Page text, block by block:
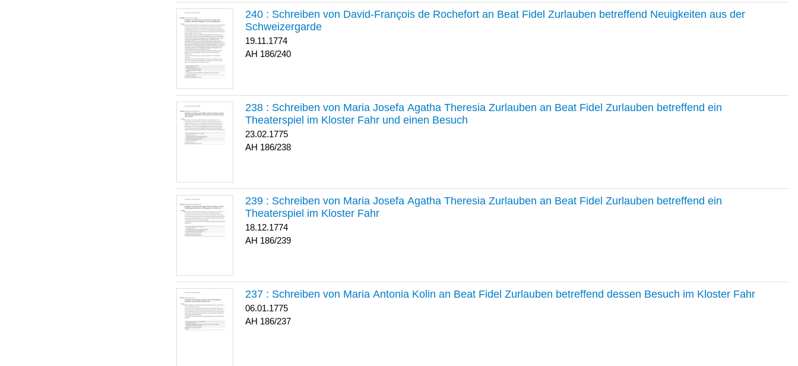
240 : Schreiben von David-François de Rochefort an Beat Fidel Zurlauben betreffend Neuigkeiten aus der
Schweizergarde
19.11.1774
186/240
238 : Schreiben von Maria Josefa Agatha Theresia Zurlauben an Beat Fidel Zurlauben betreffend ein
Theaterspiel im Kloster Fahr und einen Besuch
23.02.1775
186/238
239 : Schreiben von Maria Josefa Agatha Theresia Zurlauben an Beat Fidel Zurlauben betreffend ein
Theaterspiel im Kloster Fahr
18.12.1774
186/239
237 : Schreiben von Maria Antonia Kolin an Beat Fidel Zurlauben betreffend dessen Besuch im Kloster Fahr
06.01.1775
186/237